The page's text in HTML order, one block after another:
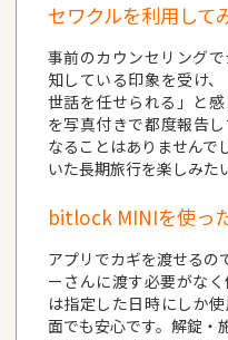
セワクルを利用して
事前のカウンセリング
知している印象を受け
世話を任せられる」と
を写真付きで都度報告
なることはありませんで
いた長期旅行を楽しみた
bitlock MINIを使っ
アプリでカギを渡せるの
ーさんに渡す必要がな
は指定した日時にしか
面でも安心です。解錠・